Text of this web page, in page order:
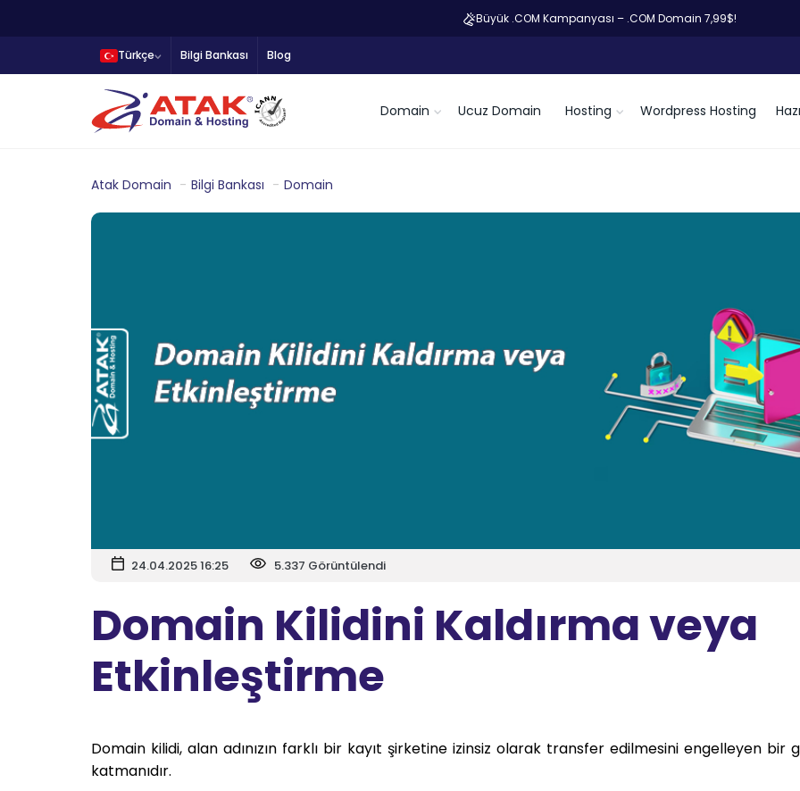
Büyük .COM Kampanyası – .COM Domain 7,99$!
Türkçe Bilgi Bankası Blog
Domain Ucuz Domain Hosting Wordpress Hosting
Atak Domain Bilgi Bankası Domain
24.04.2025 16:25 5.337 Görüntülendi
Domain Kilidini Kaldırma veya
Etkinleştirme
Domain kilidi, alan adınızın farklı bir kayıt şirketine izinsiz olarak transfer edilmesini engelleyen bir
katmanıdır.